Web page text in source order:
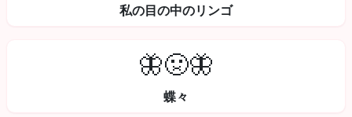
私の目の中のリンゴ
🦋🤢🦋
蝶々